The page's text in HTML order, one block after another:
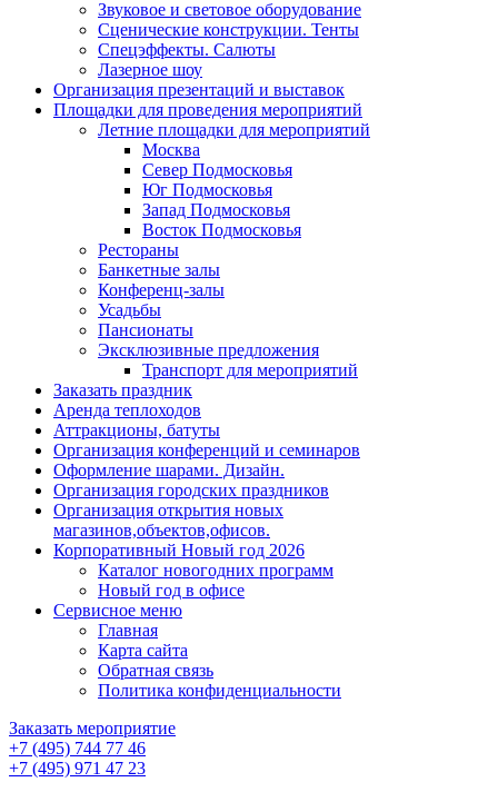
Звуковое и световое оборудование
Сценические конструкции. Тенты
Спецэффекты. Салюты
Лазерное шоу
Организация презентаций и выставок
Площадки для проведения мероприятий
Летние площадки для мероприятий
Москва
Север Подмосковья
Юг Подмосковья
Запад Подмосковья
Восток Подмосковья
Рестораны
Банкетные залы
Конференц-залы
Усадьбы
Пансионаты
Эксклюзивные предложения
Транспорт для мероприятий
Заказать праздник
Аренда теплоходов
Аттракционы, батуты
Организация конференций и семинаров
Оформление шарами. Дизайн.
Организация городских праздников
Организация открытия новых
магазинов,объектов,офисов.
Корпоративный Новый год 2026
Каталог новогодних программ
Новый год в офисе
Сервисное меню
Главная
Карта сайта
Обратная связь
Политика конфиденциальности
Заказать мероприятие
+7 (495) 744 77 46
+7 (495) 971 47 23